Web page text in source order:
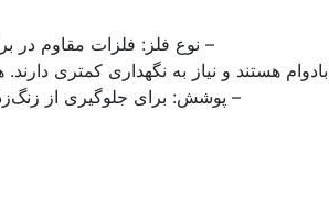
– نوع فلز: فلزات مقاوم در
هستند و نیاز به نگهداری کمتری
– پوشش: برای جلوگیری از